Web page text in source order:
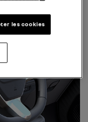
les cookies